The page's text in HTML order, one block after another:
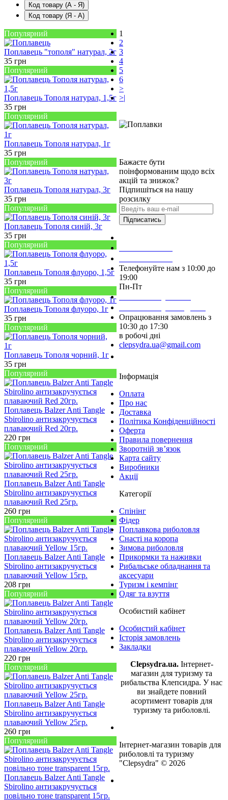
Код товару (А - Я)
Код товару (Я - А)
Популярний
Поплавець "тополя" натурал, 2г
35 грн
Популярний
Поплавець Тополя натурал, 1,5г
35 грн
Популярний
Поплавець Тополя натурал, 1г
35 грн
Популярний
Поплавець Тополя натурал, 3г
35 грн
Популярний
Поплавець Тополя синій, 3г
35 грн
Популярний
Поплавець Тополя флуоро, 1,5г
35 грн
Популярний
Поплавець Тополя флуоро, 1г
35 грн
Популярний
Поплавець Тополя чорний, 1г
35 грн
Популярний
Поплавець Balzer Anti Tangle
Sbirolino антизакручується
плаваючий Red 20гр.
220 грн
Популярний
Поплавець Balzer Anti Tangle
Sbirolino антизакручується
плаваючий Red 25гр.
260 грн
Популярний
Поплавець Balzer Anti Tangle
Sbirolino антизакручується
плаваючий Yellow 15гр.
208 грн
Популярний
Поплавець Balzer Anti Tangle
Sbirolino антизакручується
плаваючий Yellow 20гр.
220 грн
Популярний
Поплавець Balzer Anti Tangle
Sbirolino антизакручується
плаваючий Yellow 25гр.
260 грн
Популярний
Поплавець Balzer Anti Tangle
Sbirolino антизакручується
повільно тоне transparent 15гр.
1
2
3
4
5
6
>
>|
Бажаєте бути
поінформованим щодо всіх
акцій та знижок?
Підпишіться на нашу
розсилку
Підписатись
Телефонуйте нам з 10:00 до
19:00
Пн-Пт
Опрацювання замовлень з
10:30 до 17:30
в робочі дні
clepsydra.ua@gmail.com
Інформація
Оплата
Про нас
Доставка
Політика Конфіденційності
Оферта
Правила повернення
Зворотній зв’язок
Карта сайту
Виробники
Акції
Категорії
Спінінг
Фідер
Поплавкова риболовля
Снасті на коропа
Зимова риболовля
Прикормки та наживки
Рибальське обладнання та
аксесуари
Туризм і кемпінг
Одяг та взуття
Особистий кабінет
Особистий кабінет
Історія замовлень
Закладки
Clepsydra.ua. Інтернет-
магазин для туризму та
рибальства Клепсидра. У нас
ви знайдете повний
асортимент товарів для
туризму та риболовлі.
Інтернет-магазин товарів для
риболовлі та туризму
"Clepsydra" © 2026